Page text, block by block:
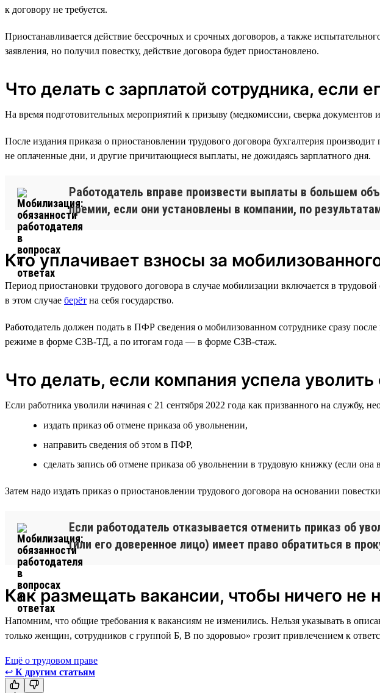
к договору не требуется.
Приостанавливается действие бессрочных и срочных договоров, а также
заявления, но получил повестку, действие договора будет приостановлено.
Что делать с зарплатой сотрудника, если
На время подготовительных мероприятий к призыву (медкомиссии, сверка документов
После издания приказа о приостановлении трудового договора бухгалтерия
не оплаченные дни, и другие причитающиеся выплаты, не дожидаясь зарплатного дня.
Работодатель вправе произвести выплаты в большем
премии, если они установлены в компании, по
Кто уплачивает взносы за
Период приостановки трудового договора в случае мобилизации включается в
в этом случае берёт на себя государство.
Работодатель должен подать в ПФР сведения о мобилизованном сотруднике сразу
режиме в форме СЗВ-ТД, а по итогам года — в форме СЗВ-стаж.
Что делать, если компания успела
Если работника уволили начиная с 21 сентября 2022 года как призванного на службу,
издать приказ об отмене приказа об увольнении,
направить сведения об этом в ПФР,
сделать запись об отмене приказа об увольнении в трудовую книжку (если она
Затем надо издать приказ о приостановлении трудового договора на основании
Если работодатель отказывается отменить приказ об
(или его доверенное лицо) имеет право обратиться в
Как размещать вакансии, чтобы ничего не
Напомним, что общие требования к вакансиям не изменились. Нельзя указывать в
только женщин, сотрудников с группой Б, В по здоровью» грозит привлечением к
Ещё о трудовом праве
↩ К другим статьям